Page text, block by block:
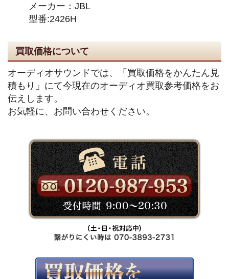
メーカー：JBL
型番:2426H
買取価格について
オーディオサウンドでは、「買取価格をかんたん見
積もり」にて今現在のオーディオ買取参考価格をお
伝えします。
お気軽に、お問い合わせください。